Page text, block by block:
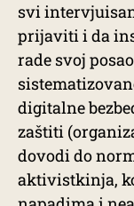
svi
prijaviti i da
rade svoj
digitalne
zaštiti
dovodi do
aktivistkinja,